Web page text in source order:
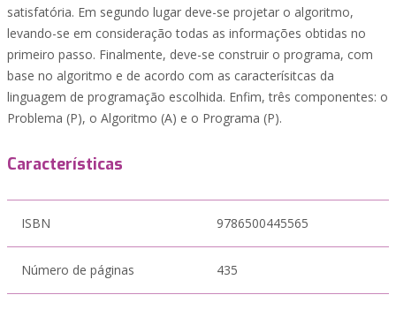
satisfatória. Em segundo lugar deve-se projetar o algoritmo,
levando-se em consideração todas as informações obtidas no
primeiro passo. Finalmente, deve-se construir o programa, com
base no algoritmo e de acordo com as caracterísitcas da
linguagem de programação escolhida. Enfim, três componentes: o
Problema (P), o Algoritmo (A) e o Programa (P).
Características
ISBN 9786500445565
Número de páginas 435